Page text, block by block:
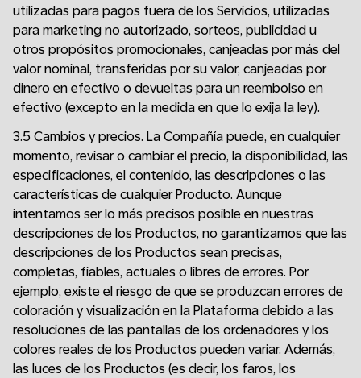
utilizadas para pagos fuera de los Servicios, utilizadas
para marketing no autorizado, sorteos, publicidad u
otros propósitos promocionales, canjeadas por más del
valor nominal, transferidas por su valor, canjeadas por
dinero en efectivo o devueltas para un reembolso en
efectivo (excepto en la medida en que lo exija la ley).
3.5 Cambios y precios. La Compañía puede, en cualquier
momento, revisar o cambiar el precio, la disponibilidad, las
especificaciones, el contenido, las descripciones o las
características de cualquier Producto. Aunque
intentamos ser lo más precisos posible en nuestras
descripciones de los Productos, no garantizamos que las
descripciones de los Productos sean precisas,
completas, fiables, actuales o libres de errores. Por
ejemplo, existe el riesgo de que se produzcan errores de
coloración y visualización en la Plataforma debido a las
resoluciones de las pantallas de los ordenadores y los
colores reales de los Productos pueden variar. Además,
las luces de los Productos (es decir, los faros, los